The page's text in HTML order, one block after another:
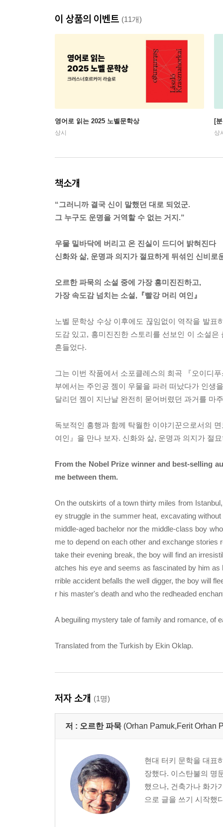
이 상품의 이벤트 (11개)
영어로 읽는 2025 노벨문학상
상시
[
상
책소개
“그러니까 결국 신이 말했던 대로 되었군.
그 누구도 운명을 거역할 수 없는 거지.”
우물 밑바닥에 버리고 온 진실이 드디어 밝혀진다
신화와 삶, 운명과 의지가 절묘하게 뒤섞인 신비로
오르한 파묵의 소설 중에 가장 흥미진진하고,
가장 속도감 넘치는 소설,『빨강 머리 여인』
노벨 문학상 수상 이후에도 끊임없이 역작을 발
도감 있고, 흥미진진한 스토리를 선보인 이 소설
흔들었다.
그는 이번 작품에서 소포클레스의 희곡 『오이디
부에서는 주인공 젬이 우물을 파러 떠났다가 인생
달리던 젬이 지난날 완전히 묻어버렸던 과거를 마
독보적인 흥행과 함께 탁월한 이야기꾼으로서의
여인』을 만나 보자. 신화와 삶, 운명과 의지가 절
From the Nobel Prize winner and best-selling
me between them.
On the outskirts of a town thirty miles from
ey struggle in the summer heat, excavating
middle-aged bachelor nor the middle-class boy
me to depend on each other and exchange
take their evening break, the boy will find an
atches his eye and seems as fascinated by him
rrible accident befalls the well digger, the boy will
r his master's death and who the redheaded
A beguiling mystery tale of family and romance, of
Translated from the Turkish by Ekin Oklap.
저자 소개 (1명)
저 : 오르한 파묵 (Orhan Pamuk,Ferit Orhan
현대 터키 문학을 대표
장했다. 이스탄불의 명
했으나, 건축가나 화가
으로 글을 쓰기 시작했